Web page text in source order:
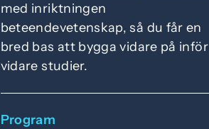
med inriktningen
beteendevetenskap, så du får en
bred bas att bygga vidare på inför
vidare studier.
Program